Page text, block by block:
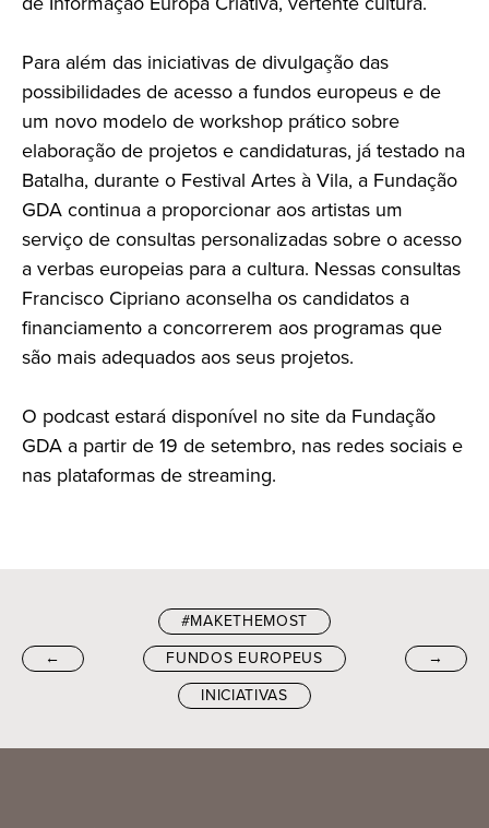
Para além das iniciativas de divulgação das
possibilidades de acesso a fundos europeus e de
um novo modelo de workshop prático sobre
elaboração de projetos e candidaturas, já testado na
Batalha, durante o Festival Artes à Vila, a Fundação
GDA continua a proporcionar aos artistas um
serviço de consultas personalizadas sobre o acesso
a verbas europeias para a cultura. Nessas consultas
Francisco Cipriano aconselha os candidatos a
financiamento a concorrerem aos programas que
são mais adequados aos seus projetos.
O podcast estará disponível no site da Fundação
GDA a partir de 19 de setembro, nas redes sociais e
nas plataformas de streaming.
←
#MAKETHEMOST
FUNDOS EUROPEUS
INICIATIVAS
→